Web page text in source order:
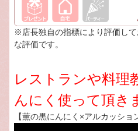
※店長独自の指標により評価し
な評価です。
レストランや料理
んにく使って頂き
【薫の黒にんにく×アルカッショ